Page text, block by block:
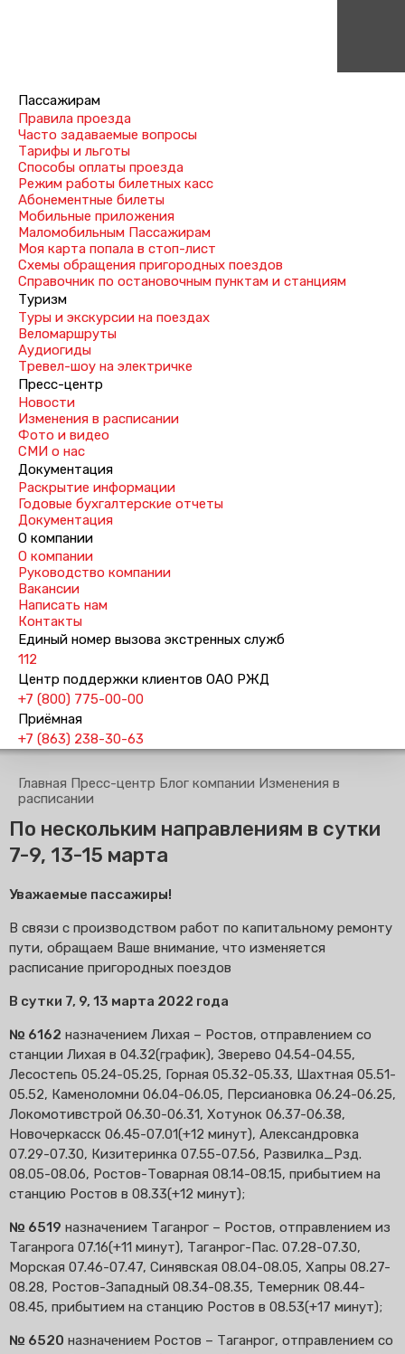
Пассажирам
Правила проезда
Часто задаваемые вопросы
Тарифы и льготы
Способы оплаты проезда
Режим работы билетных касс
Абонементные билеты
Мобильные приложения
Маломобильным Пассажирам
Моя карта попала в стоп-лист
Cхемы обращения пригородных поездов
Справочник по остановочным пунктам и станциям
Туризм
Туры и экскурсии на поездах
Веломаршруты
Аудиогиды
Тревел-шоу на электричке
Пресс-центр
Новости
Изменения в расписании
Фото и видео
СМИ о нас
Документация
Раскрытие информации
Годовые бухгалтерские отчеты
Документация
О компании
О компании
Руководство компании
Вакансии
Написать нам
Контакты
Единый номер вызова экстренных служб
112
Центр поддержки клиентов ОАО РЖД
+7 (800) 775-00-00
Приёмная
+7 (863) 238-30-63
Главная Пресс-центр Блог компании Изменения в
расписании
По нескольким направлениям в сутки
7-9, 13-15 марта
Уважаемые пассажиры!
В связи с производством работ по капитальному ремонту
пути, обращаем Ваше внимание, что изменяется
расписание пригородных поездов
В сутки 7, 9, 13 марта 2022 года
№ 6162 назначением Лихая – Ростов, отправлением со
станции Лихая в 04.32(график), Зверево 04.54-04.55,
Лесостепь 05.24-05.25, Горная 05.32-05.33, Шахтная 05.51-
05.52, Каменоломни 06.04-06.05, Персиановка 06.24-06.25,
Локомотивстрой 06.30-06.31, Хотунок 06.37-06.38,
Новочеркасск 06.45-07.01(+12 минут), Александровка
07.29-07.30, Кизитеринка 07.55-07.56, Развилка_Рзд.
08.05-08.06, Ростов-Товарная 08.14-08.15, прибытием на
станцию Ростов в 08.33(+12 минут);
№ 6519 назначением Таганрог – Ростов, отправлением из
Таганрога 07.16(+11 минут), Таганрог-Пас. 07.28-07.30,
Морская 07.46-07.47, Синявская 08.04-08.05, Хапры 08.27-
08.28, Ростов-Западный 08.34-08.35, Темерник 08.44-
08.45, прибытием на станцию Ростов в 08.53(+17 минут);
№ 6520 назначением Ростов – Таганрог, отправлением со